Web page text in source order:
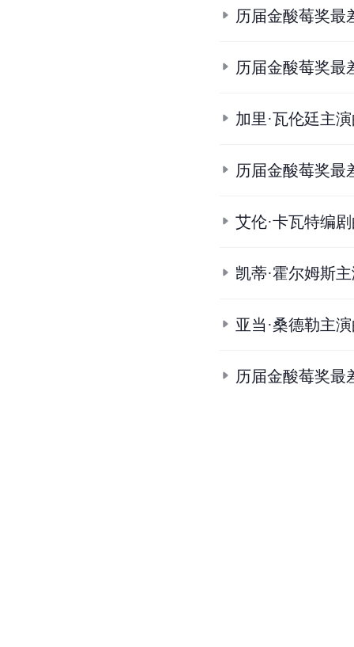
历届金酸莓奖最
历届金酸莓奖最
加里·瓦伦廷主
历届金酸莓奖最
艾伦·卡瓦特编
凯蒂·霍尔姆斯
亚当·桑德勒主
历届金酸莓奖最